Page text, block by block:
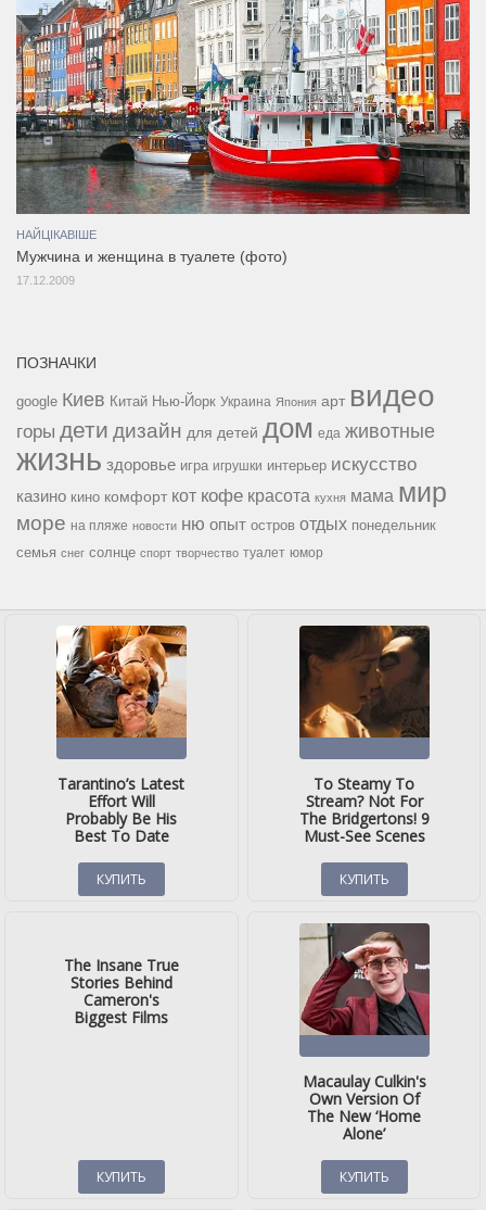
НАЙЦІКАВІШЕ
Мужчина и женщина в туалете (фото)
17.12.2009
ПОЗНАЧКИ
google Киев Китай Нью-Йорк Украина Япония арт видео
горы дети дизайн для детей дом еда животные
жизнь здоровье игра игрушки интерьер искусство
казино кино комфорт кот кофе красота кухня мама мир
море на пляже новости ню опыт остров отдых понедельник
семья снег солнце спорт творчество туалет юмор